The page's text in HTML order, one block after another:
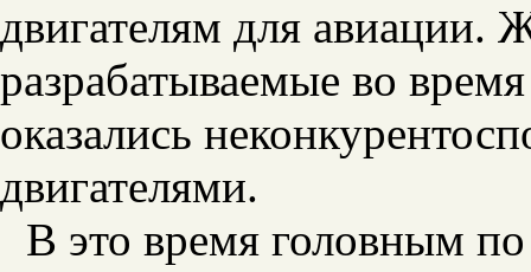
двигателям для авиации.
разрабатываемые во
оказались
двигателями.
В это время головным по